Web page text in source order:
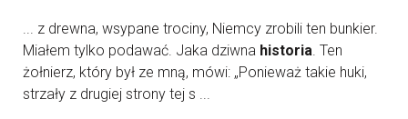
... z drewna, wsypane trociny, Niemcy zrobili ten bunkier.
Miałem tylko podawać. Jaka dziwna historia. Ten
żołnierz, który był ze mną, mówi: „Ponieważ takie huki,
strzały z drugiej strony tej s ...